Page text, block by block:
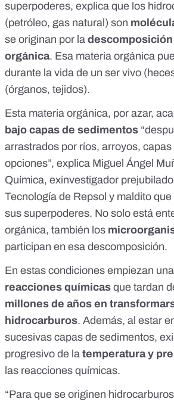
superpoderes, explica que los
(petróleo, gas natural) son
se originan por la
orgánica. Esa materia orgánica
durante la vida de un ser vivo
(órganos, tejidos).
Esta materia orgánica, por azar,
bajo capas de sedimentos
arrastrados por ríos, arroyos, capas
opciones”, explica Miguel Ángel
Química, exinvestigador
Tecnología de Repsol y maldito
sus superpoderes. No solo está
orgánica, también los
participan en esa descomposición.
En estas condiciones empiezan
reacciones químicas que tardan
millones de años en
hidrocarburos. Además, al estar
sucesivas capas de sedimentos,
progresivo de la temperatura y
las reacciones químicas.
“Para que se originen